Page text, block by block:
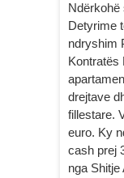
Ndërkohë
Detyrime
ndryshim
Kontratës
drejtave
fillestare.
euro. Ky
cash prej
nga